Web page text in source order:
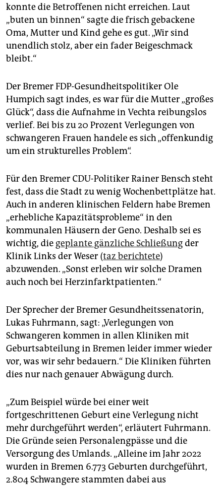
konnte die Betroffenen nicht erreichen. Laut
„buten un binnen“ sagte die frisch gebackene
Oma, Mutter und Kind gehe es gut. „Wir sind
unendlich stolz, aber ein fader Beigeschmack
bleibt.“
Der Bremer FDP-Gesundheitspolitiker Ole
Humpich sagt indes, es war für die Mutter „großes
Glück“, dass die Aufnahme in Vechta reibungslos
verlief. Bei bis zu 20 Prozent Verlegungen von
schwangeren Frauen handele es sich „offenkundig
um ein strukturelles Problem“.
Für den Bremer CDU-Politiker Rainer Bensch steht
fest, dass die Stadt zu wenig Wochenbettplätze hat.
Auch in anderen klinischen Feldern habe Bremen
„erhebliche Kapazitätsprobleme“ in den
kommunalen Häusern der Geno. Deshalb sei es
wichtig, die geplante gänzliche Schließungder
Klinik Links der Weser (taz berichtete)
abzuwenden. „Sonst erleben wir solche Dramen
auch noch bei Herzinfarktpatienten.“
Der Sprecher der Bremer Gesundheitssenatorin,
Lukas Fuhrmann, sagt: „Verlegungen von
Schwangeren kommen in allen Kliniken mit
Geburtsabteilung in Bremen leider immer wieder
vor, was wir sehr bedauern.“ Die Kliniken führten
dies nur nach genauer Abwägung durch.
„Zum Beispiel würde bei einer weit
fortgeschrittenen Geburt eine Verlegung nicht
mehr durchgeführt werden“, erläutert Fuhrmann.
Die Gründe seien Personalengpässe und die
Versorgung des Umlands. „Alleine im Jahr 2022
wurden in Bremen 6.773 Geburten durchgeführt,
2.804 Schwangere stammten dabei aus